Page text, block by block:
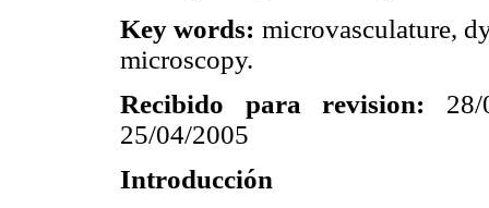
Key words: microvasculature,
microscopy.
Recibido para revision:
25/04/2005
Introducción